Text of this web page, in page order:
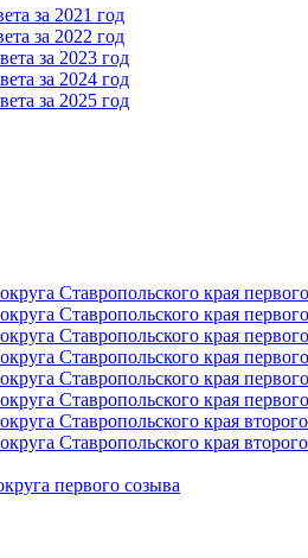
за 2021 год
за 2022 год
за 2023 год
за 2024 год
за 2025 год
Ставропольского края
Ставропольского края
Ставропольского края
Ставропольского края
Ставропольского края
Ставропольского края
Ставропольского края
Ставропольского края
первого созыва